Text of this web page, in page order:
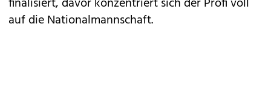
auf die Nationalmannschaft.